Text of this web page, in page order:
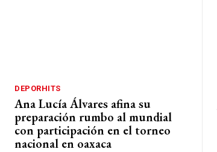
DEPORHITS
Ana Lucía Álvares afina su
preparación rumbo al mundial
con participación en el torneo
nacional en oaxaca